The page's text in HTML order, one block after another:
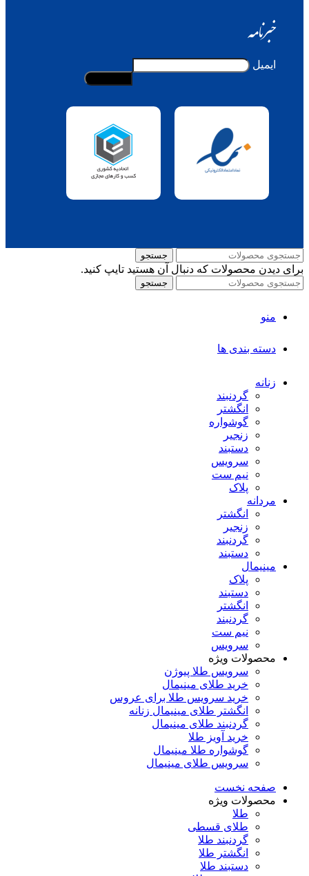
خبرنامه
ایمیل
جستجو
برای دیدن محصولات که دنبال آن هستید تایپ کنید.
جستجو
منو
دسته بندی ها
زنانه
گردنبند
انگشتر
گوشواره
زنجیر
دستبند
سرویس
نیم ست
پلاک
مردانه
انگشتر
زنجیر
گردنبند
دستبند
مینیمال
پلاک
دستبند
انگشتر
گردنبند
نیم ست
سرویس
محصولات ویژه
سرویس طلا پیوژن
خرید طلای مینیمال
خرید سرویس طلا برای عروس
انگشتر طلای مینیمال زنانه
گردنبند طلای مینیمال
خرید آویز طلا
گوشواره طلا مینیمال
سرویس طلای مینیمال
صفحه نخست
محصولات ویژه
طلا
طلای قسطی
گردنبند طلا
انگشتر طلا
دستبند طلا